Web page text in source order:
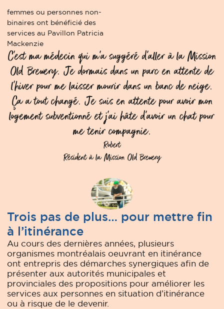
femmes ou personnes non-
binaires ont bénéficié des
services au Pavillon Patricia
Mackenzie
C’est ma médecin qui m’a suggéré d’aller à la Mission
Old Brewery. Je dormais dans un parc en attente de
l’hiver pour me laisser mourir dans un banc de neige.
Ça a tout changé. Je suis en attente pour avoir mon
logement subventionné et j’ai hâte d’avoir un chat pour
me tenir compagnie.
Robert
Résident à la Mission Old Brewery
Trois pas de plus… pour mettre fin
à l’itinérance
Au cours des dernières années, plusieurs
organismes montréalais oeuvrant en itinérance
ont entrepris des démarches synergiques afin de
présenter aux autorités municipales et
provinciales des propositions pour améliorer les
services aux personnes en situation d’itinérance
ou à risque de le devenir.